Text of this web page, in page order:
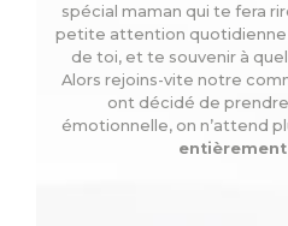
spécial maman qui te fera
petite attention quotidienne
de toi, et te souvenir à
Alors rejoins-vite notre
ont décidé de
émotionnelle, on n’attend